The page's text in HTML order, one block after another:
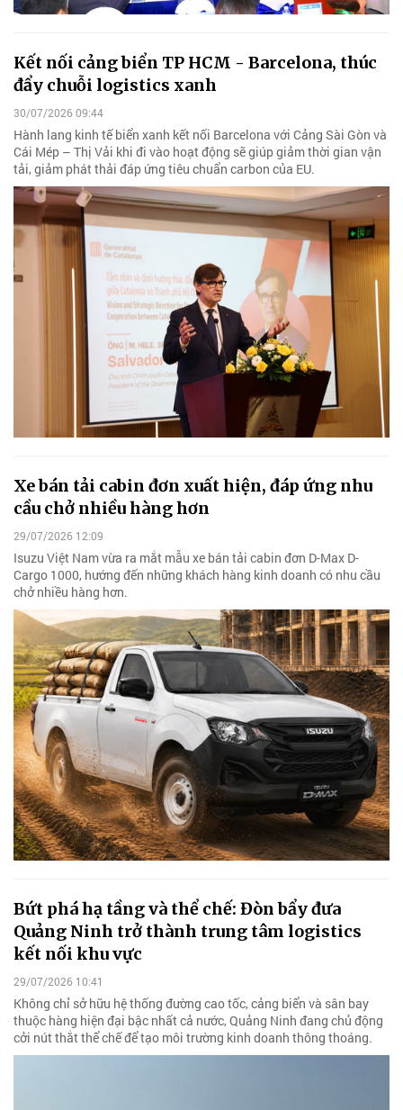
Kết nối cảng biển TP HCM - Barcelona, thúc
đẩy chuỗi logistics xanh
30/07/2026 09:44
Hành lang kinh tế biển xanh kết nối Barcelona với Cảng Sài Gòn và
Cái Mép – Thị Vải khi đi vào hoạt động sẽ giúp giảm thời gian vận
tải, giảm phát thải đáp ứng tiêu chuẩn carbon của EU.
Xe bán tải cabin đơn xuất hiện, đáp ứng nhu
cầu chở nhiều hàng hơn
29/07/2026 12:09
Isuzu Việt Nam vừa ra mắt mẫu xe bán tải cabin đơn D-Max D-
Cargo 1000, hướng đến những khách hàng kinh doanh có nhu cầu
chở nhiều hàng hơn.
Bứt phá hạ tầng và thể chế: Đòn bẩy đưa
Quảng Ninh trở thành trung tâm logistics
kết nối khu vực
29/07/2026 10:41
Không chỉ sở hữu hệ thống đường cao tốc, cảng biển và sân bay
thuộc hàng hiện đại bậc nhất cả nước, Quảng Ninh đang chủ động
cởi nút thắt thể chế để tạo môi trường kinh doanh thông thoáng.